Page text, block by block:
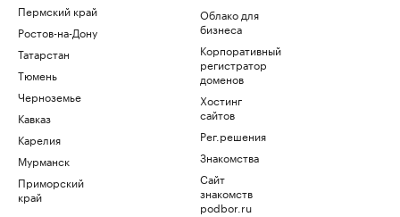
Пермский край
Ростов-на-Дону
Татарстан
Тюмень
Черноземье
Кавказ
Карелия
Мурманск
Приморский
край
Облако для
бизнеса
Корпоративный
регистратор
доменов
Хостинг
сайтов
Рег.решения
Знакомства
Сайт
знакомств
podbor.ru